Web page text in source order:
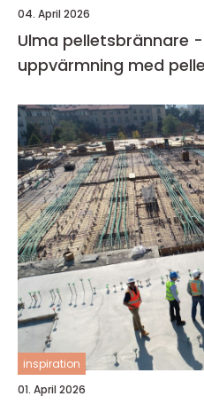
04. April 2026
Ulma pelletsbrännare
uppvärmning med
inspiration
01. April 2026